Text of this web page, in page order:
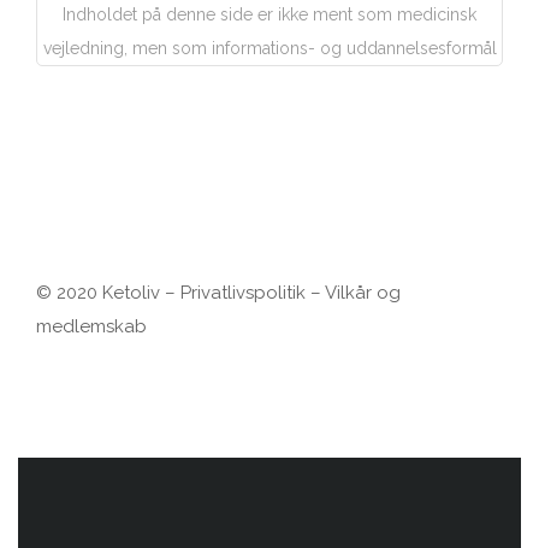
Indholdet på denne side er ikke ment som medicinsk
vejledning, men som informations- og uddannelsesformål
© 2020 Ketoliv – Privatlivspolitik – Vilkår og
medlemskab